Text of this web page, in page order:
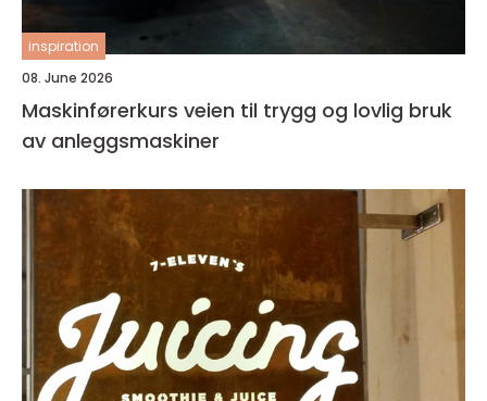
inspiration
08. June 2026
Maskinførerkurs veien til trygg og lovlig bruk
av anleggsmaskiner